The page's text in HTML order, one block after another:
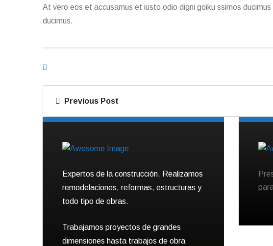
At vero eos et accusamus et iusto odio digni goiku ssimos
ducimus.
Previous Post
Expertos de la construcción. Realizamos
remodelaciones, reformas, estructuras y
todo tipo de obras.
Trabajamos proyectos de grandes
dimensiones hasta trabajos de obra